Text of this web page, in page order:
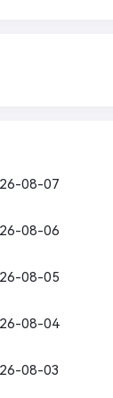
08-07
08-06
08-05
08-04
08-03